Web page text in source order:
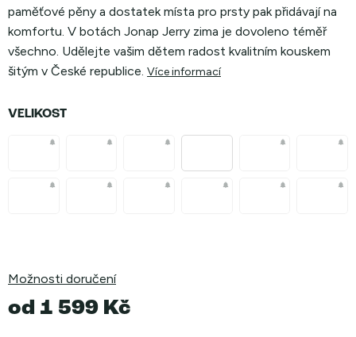
paměťové pěny a dostatek místa pro prsty pak přidávají na
komfortu. V botách Jonap Jerry zima je dovoleno téměř
všechno. Udělejte vašim dětem radost kvalitním kouskem
šitým v České republice. Více informací
VELIKOST
Možnosti doručení
od 1 599 Kč